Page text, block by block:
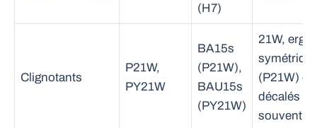
(H7)
Clignotants
P21W,
PY21W
BA15s
(P21W),
BAU15s
(PY21W)
21W,
(P21W) ou
décalés
souvent